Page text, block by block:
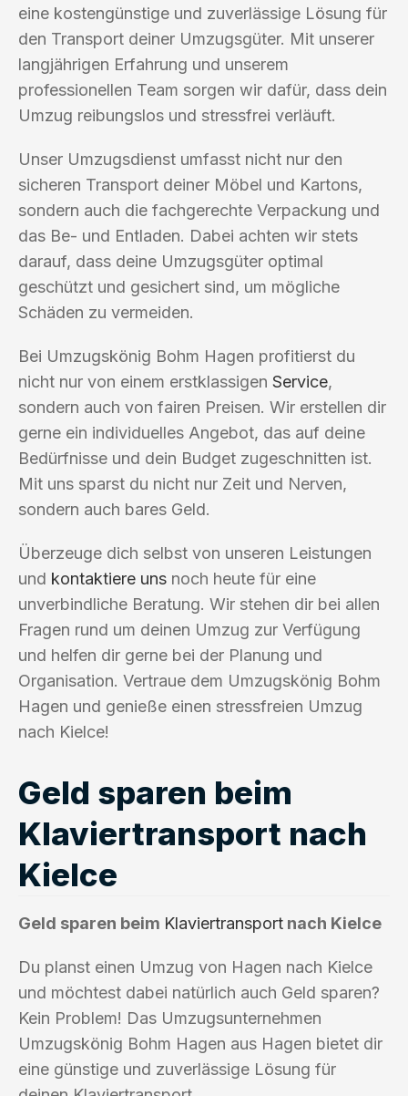
eine kostengünstige und zuverlässige Lösung für
den Transport deiner Umzugsgüter. Mit unserer
langjährigen Erfahrung und unserem
professionellen Team sorgen wir dafür, dass dein
Umzug reibungslos und stressfrei verläuft.
Unser Umzugsdienst umfasst nicht nur den
sicheren Transport deiner Möbel und Kartons,
sondern auch die fachgerechte Verpackung und
das Be- und Entladen. Dabei achten wir stets
darauf, dass deine Umzugsgüter optimal
geschützt und gesichert sind, um mögliche
Schäden zu vermeiden.
Bei Umzugskönig Bohm Hagen profitierst du
nicht nur von einem erstklassigen Service,
sondern auch von fairen Preisen. Wir erstellen dir
gerne ein individuelles Angebot, das auf deine
Bedürfnisse und dein Budget zugeschnitten ist.
Mit uns sparst du nicht nur Zeit und Nerven,
sondern auch bares Geld.
Überzeuge dich selbst von unseren Leistungen
und kontaktiere uns noch heute für eine
unverbindliche Beratung. Wir stehen dir bei allen
Fragen rund um deinen Umzug zur Verfügung
und helfen dir gerne bei der Planung und
Organisation. Vertraue dem Umzugskönig Bohm
Hagen und genieße einen stressfreien Umzug
nach Kielce!
Geld sparen beim
Klaviertransport nach
Kielce
Geld sparen beim Klaviertransport nach Kielce
Du planst einen Umzug von Hagen nach Kielce
und möchtest dabei natürlich auch Geld sparen?
Kein Problem! Das Umzugsunternehmen
Umzugskönig Bohm Hagen aus Hagen bietet dir
eine günstige und zuverlässige Lösung für